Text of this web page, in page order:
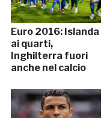
Euro 2016: Islanda
ai quarti,
Inghilterra fuori
anche nel calcio